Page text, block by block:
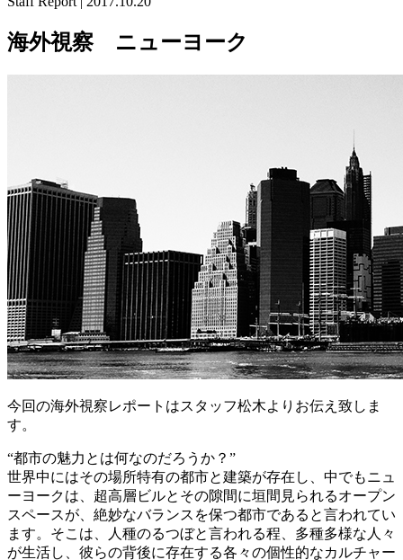
海外視察 ニューヨーク
今回の海外視察レポートはスタッフ松木よりお伝え致しま
す。
“都市の魅力とは何なのだろうか？”
世界中にはその場所特有の都市と建築が存在し、中でもニュ
ーヨークは、超高層ビルとその隙間に垣間見られるオープン
スペースが、絶妙なバランスを保つ都市であると言われてい
ます。そこは、人種のるつぼと言われる程、多種多様な人々
が生活し、彼らの背後に存在する各々の個性的なカルチャー